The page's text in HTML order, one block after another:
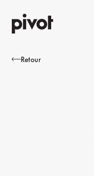
au
contenu
Retour